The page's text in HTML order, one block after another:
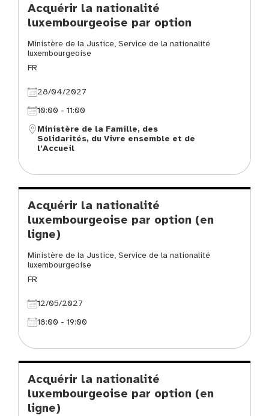
Acquérir la nationalité
luxembourgeoise par option
Ministère de la Justice, Service de la nationalité
luxembourgeoise
FR
28/04/2027
10:00 - 11:00
Ministère de la Famille, des
Solidarités, du Vivre ensemble et de
l’Accueil
Acquérir la nationalité
luxembourgeoise par option (en
ligne)
Ministère de la Justice, Service de la nationalité
luxembourgeoise
FR
12/05/2027
18:00 - 19:00
Acquérir la nationalité
luxembourgeoise par option (en
ligne)